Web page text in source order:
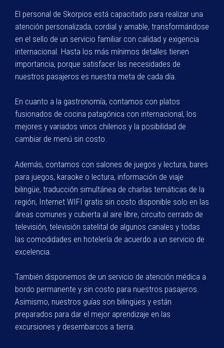
El personal de Skorpios está capacitado para realizar una
atención personalizada, cordial y amable, transformándose
en el sello de un servicio familiar con calidad y exigencia
internacional. Hasta los más mínimos detalles tienen
importancia, porque satisfacer las necesidades de
nuestros pasajeros es nuestra meta de cada día.
En cuanto a la gastronomía, contamos con platos
fusionados de cocina patagónica con internacional, los
mejores y variados vinos chilenos y la posibilidad de
cambiar de menú sin costo.
Además, contamos con salones de juegos y lectura, bares
para juegos, karaoke o lectura, información de viaje
bilingüe, traducción simultánea de charlas temáticas de la
región, Internet WIFI gratis sin costo disponible solo en las
áreas comunes y cubierta al aire libre, circuito cerrado de
televisión, televisión satelital de algunos canales y todas
las comodidades en hotelería de acuerdo a un servicio de
excelencia.
También disponemos de un servicio de atención médica a
bordo permanente y sin costo para nuestros pasajeros.
Asimismo, nuestros guías son bilingües y están
preparados para dar el mejor aprendizaje en las
excursiones y desembarcos a tierra.